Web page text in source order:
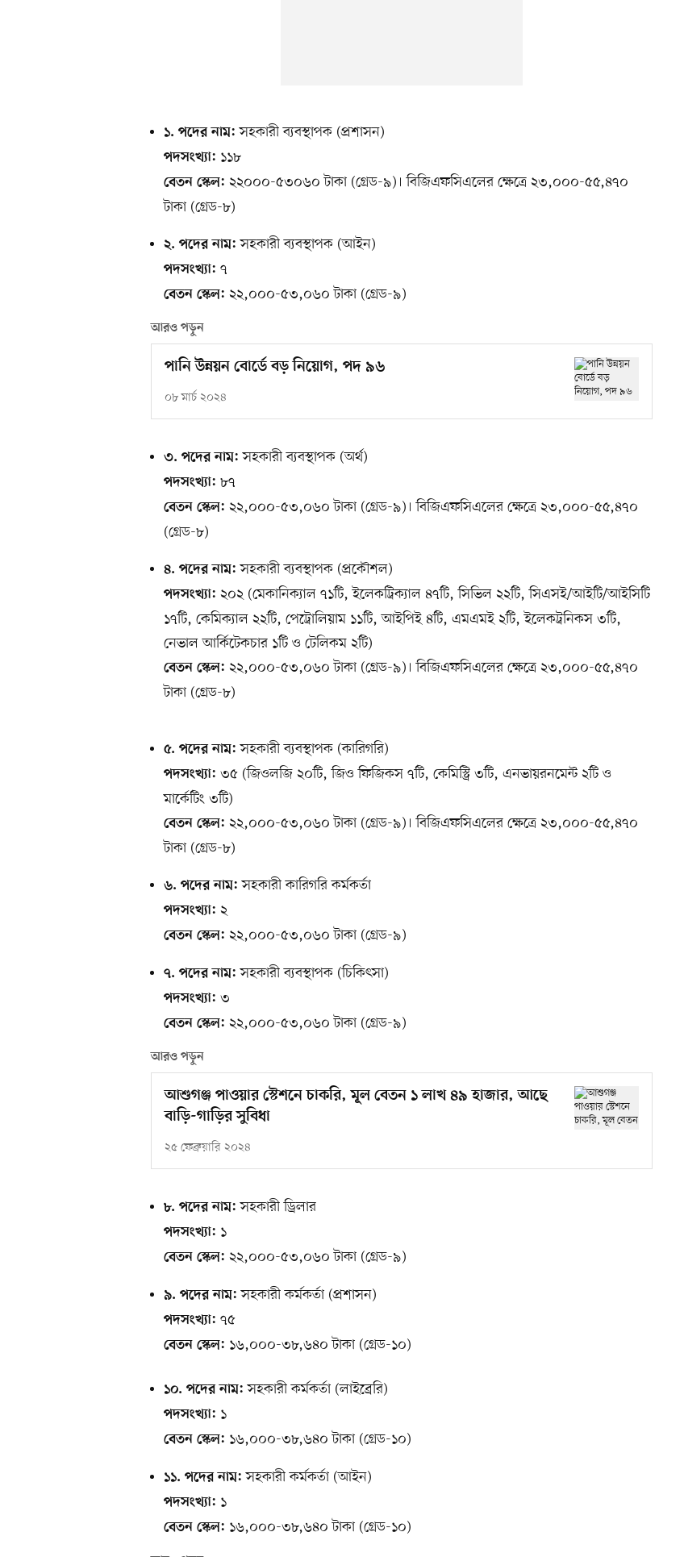
১. পদের নাম: সহকারী ব্যবস্থাপক (প্রশাসন)
পদসংখ্যা: ১১৮
বেতন স্কেল: ২২০০০-৫৩০৬০ টাকা (গ্রেড-৯)। বিজিএফসিএলের ক্ষেত্রে ২৩,০০০-৫৫,৪৭০
টাকা (গ্রেড-৮)
২. পদের নাম: সহকারী ব্যবস্থাপক (আইন)
পদসংখ্যা: ৭
বেতন স্কেল: ২২,০০০-৫৩,০৬০ টাকা (গ্রেড-৯)
আরও পড়ুন
পানি উন্নয়ন বোর্ডে বড় নিয়োগ, পদ ৯৬
০৮ মার্চ ২০২৪
৩. পদের নাম: সহকারী ব্যবস্থাপক (অর্থ)
পদসংখ্যা: ৮৭
বেতন স্কেল: ২২,০০০-৫৩,০৬০ টাকা (গ্রেড-৯)। বিজিএফসিএলের ক্ষেত্রে ২৩,০০০-৫৫,৪৭০
(গ্রেড-৮)
৪. পদের নাম: সহকারী ব্যবস্থাপক (প্রকৌশল)
পদসংখ্যা: ২০২ (মেকানিক্যাল ৭১টি, ইলেকট্রিক্যাল ৪৭টি, সিভিল ২২টি, সিএসই/আইটি/আইসিটি
১৭টি, কেমিক্যাল ২২টি, পেট্রোলিয়াম ১১টি, আইপিই ৪টি, এমএমই ২টি, ইলেকট্রনিকস ৩টি,
নেভাল আর্কিটেকচার ১টি ও টেলিকম ২টি)
বেতন স্কেল: ২২,০০০-৫৩,০৬০ টাকা (গ্রেড-৯)। বিজিএফসিএলের ক্ষেত্রে ২৩,০০০-৫৫,৪৭০
টাকা (গ্রেড-৮)
৫. পদের নাম: সহকারী ব্যবস্থাপক (কারিগরি)
পদসংখ্যা: ৩৫ (জিওলজি ২০টি, জিও ফিজিকস ৭টি, কেমিস্ট্রি ৩টি, এনভায়রনমেন্ট ২টি ও
মার্কেটিং ৩টি)
বেতন স্কেল: ২২,০০০-৫৩,০৬০ টাকা (গ্রেড-৯)। বিজিএফসিএলের ক্ষেত্রে ২৩,০০০-৫৫,৪৭০
টাকা (গ্রেড-৮)
৬. পদের নাম: সহকারী কারিগরি কর্মকর্তা
পদসংখ্যা: ২
বেতন স্কেল: ২২,০০০-৫৩,০৬০ টাকা (গ্রেড-৯)
৭. পদের নাম: সহকারী ব্যবস্থাপক (চিকিৎসা)
পদসংখ্যা: ৩
বেতন স্কেল: ২২,০০০-৫৩,০৬০ টাকা (গ্রেড-৯)
আরও পড়ুন
আশুগঞ্জ পাওয়ার স্টেশনে চাকরি, মূল বেতন ১ লাখ ৪৯ হাজার, আছে
বাড়ি-গাড়ির সুবিধা
২৫ ফেব্রুয়ারি ২০২৪
৮. পদের নাম: সহকারী ড্রিলার
পদসংখ্যা: ১
বেতন স্কেল: ২২,০০০-৫৩,০৬০ টাকা (গ্রেড-৯)
৯. পদের নাম: সহকারী কর্মকর্তা (প্রশাসন)
পদসংখ্যা: ৭৫
বেতন স্কেল: ১৬,০০০-৩৮,৬৪০ টাকা (গ্রেড-১০)
১০. পদের নাম: সহকারী কর্মকর্তা (লাইব্রেরি)
পদসংখ্যা: ১
বেতন স্কেল: ১৬,০০০-৩৮,৬৪০ টাকা (গ্রেড-১০)
১১. পদের নাম: সহকারী কর্মকর্তা (আইন)
পদসংখ্যা: ১
বেতন স্কেল: ১৬,০০০-৩৮,৬৪০ টাকা (গ্রেড-১০)